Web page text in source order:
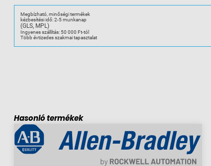
mennyiség
Megbízható, minőségi termékek
kézbesítési idő: 2-5 munkanap
(GLS, MPL)
Ingyenes szállítás: 50 000 Ft-tól
Több évtizedes szakmai tapasztalat
Hasonló termékek